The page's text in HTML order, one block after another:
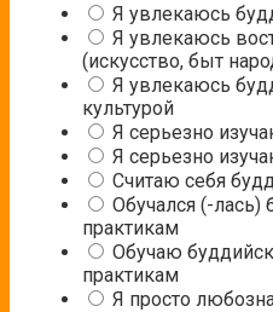
Я увлекаюсь
Я увлекаюсь
(искусство, быт
Я увлекаюсь
культурой
Я серьезно
Я серьезно
Считаю себя
Обучался (-
практикам
Обучаю
практикам
Я просто